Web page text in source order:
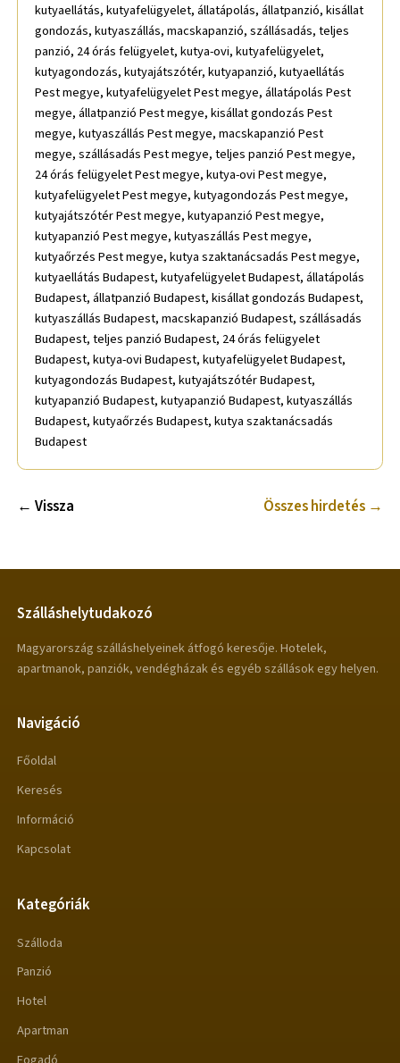
kutyaellátás, kutyafelügyelet, állatápolás, állatpanzió, kisállat
gondozás, kutyaszállás, macskapanzió, szállásadás, teljes
panzió, 24 órás felügyelet, kutya-ovi, kutyafelügyelet,
kutyagondozás, kutyajátszótér, kutyapanzió, kutyaellátás
Pest megye, kutyafelügyelet Pest megye, állatápolás Pest
megye, állatpanzió Pest megye, kisállat gondozás Pest
megye, kutyaszállás Pest megye, macskapanzió Pest
megye, szállásadás Pest megye, teljes panzió Pest megye,
24 órás felügyelet Pest megye, kutya-ovi Pest megye,
kutyafelügyelet Pest megye, kutyagondozás Pest megye,
kutyajátszótér Pest megye, kutyapanzió Pest megye,
kutyapanzió Pest megye, kutyaszállás Pest megye,
kutyaőrzés Pest megye, kutya szaktanácsadás Pest megye,
kutyaellátás Budapest, kutyafelügyelet Budapest, állatápolás
Budapest, állatpanzió Budapest, kisállat gondozás Budapest,
kutyaszállás Budapest, macskapanzió Budapest, szállásadás
Budapest, teljes panzió Budapest, 24 órás felügyelet
Budapest, kutya-ovi Budapest, kutyafelügyelet Budapest,
kutyagondozás Budapest, kutyajátszótér Budapest,
kutyapanzió Budapest, kutyapanzió Budapest, kutyaszállás
Budapest, kutyaőrzés Budapest, kutya szaktanácsadás
Budapest
← Vissza Összes hirdetés →
Szálláshelytudakozó
Magyarország szálláshelyeinek átfogó keresője. Hotelek,
apartmanok, panziók, vendégházak és egyéb szállások egy helyen.
Navigáció
Főoldal
Keresés
Információ
Kapcsolat
Kategóriák
Szálloda
Panzió
Hotel
Apartman